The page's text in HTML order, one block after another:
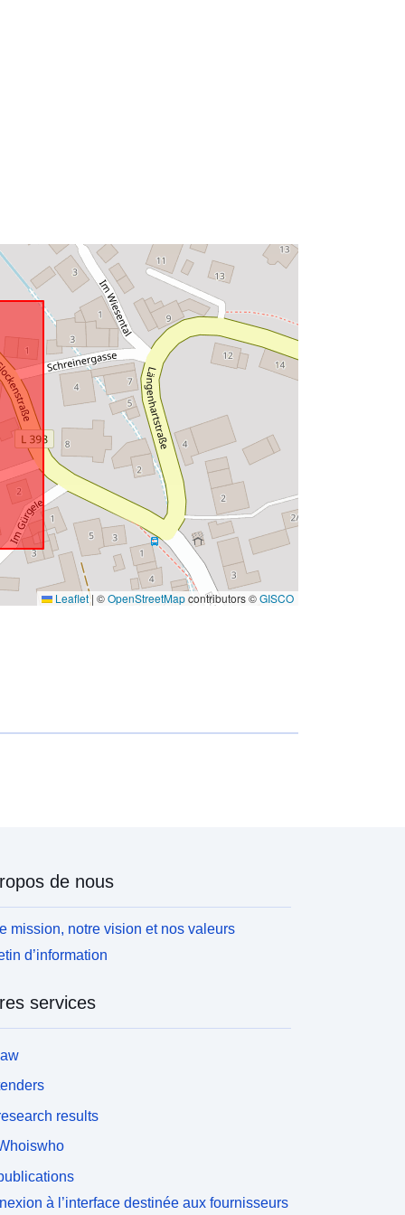
Leaflet | ©OpenStreetMapcontributors ©GISCO
de nous
mission, notre vision et nos valeurs
d’information
services
results
à l’interface destinée aux fournisseurs